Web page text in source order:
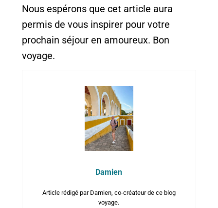
Nous espérons que cet article aura
permis de vous inspirer pour votre
prochain séjour en amoureux. Bon
voyage.
Damien
Article rédigé par Damien, co-créateur de ce blog
voyage.